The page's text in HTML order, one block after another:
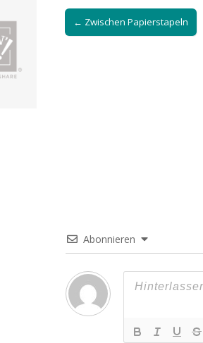
Post
navigation
← Zwischen Papierstapeln
Abonnieren